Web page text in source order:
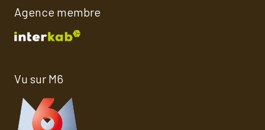
Agence membre
Vu sur M6